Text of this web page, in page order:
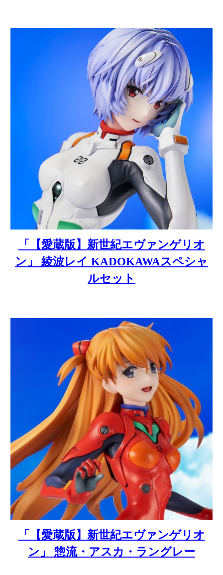
「【愛蔵版】新世紀エヴァンゲリオ
ン」 綾波レイ KADOKAWAスペシャ
ルセット
「【愛蔵版】新世紀エヴァンゲリオ
ン」 惣流・アスカ・ラングレー